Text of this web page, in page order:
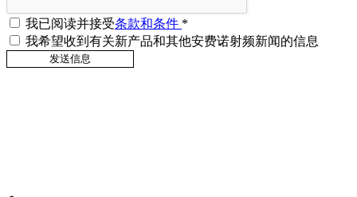
我已阅读并接受条款和条件 *
我希望收到有关新产品和其他安费诺射频新闻的信息